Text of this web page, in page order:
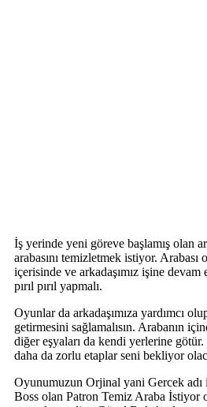
İş yerinde yeni göreve başlamış olan
arabasını temizletmek istiyor.
içerisinde ve arkadaşımız işine devam
pırıl pırıl yapmalı.
Oyunlar da arkadaşımıza yardımcı
getirmesini sağlamalısın. Arabanın
diğer eşyaları da kendi yerlerine
daha da zorlu etaplar seni bekliyor
Oyunumuzun Orjinal yani Gercek adı
Boss olan Patron Temiz Araba İstiyor